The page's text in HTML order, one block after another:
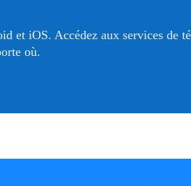
et iOS. Accédez aux services de
où.